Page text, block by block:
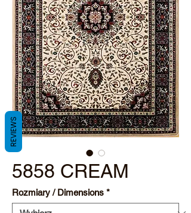
5858 CREAM
Rozmiary / Dimensions *
REVIEWS